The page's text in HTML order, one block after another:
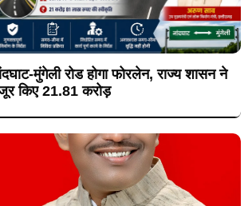
मुंगेली रोड होगा फोरलेन, राज्य शासन ने
किए 21.81 करोड़